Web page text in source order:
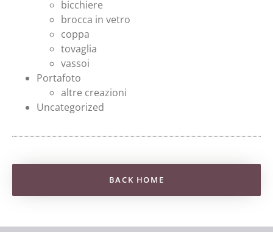
bicchiere
brocca in vetro
coppa
tovaglia
vassoi
Portafoto
altre creazioni
Uncategorized
BACK HOME